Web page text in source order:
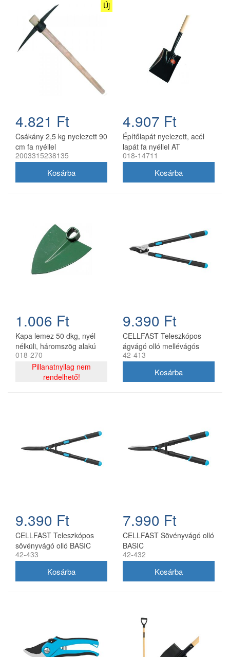
Új
4.821 Ft
Csákány 2,5 kg nyelezett 90
cm fa nyéllel
2003315238135
4.907 Ft
Építőlapát nyelezett, acél
lapát fa nyéllel AT
018-14711
1.006 Ft
Kapa lemez 50 dkg, nyél
nélküli, háromszög alakú
lemezkapa
018-270
Pillanatnyilag nem
rendelhető!
9.390 Ft
CELLFAST Teleszkópos
ágvágó olló mellévágós
BASIC
42-413
9.390 Ft
CELLFAST Teleszkópos
sövényvágó olló BASIC
42-433
7.990 Ft
CELLFAST Sövényvágó olló
BASIC
42-432